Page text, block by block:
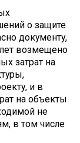
о защите
документу,
возмещено
затрат на
и в
на объекты
не
в том числе